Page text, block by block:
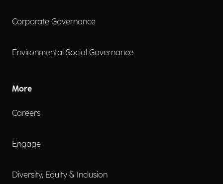
Corporate Governance
Environmental Social Governance
More
Careers
Engage
Diversity, Equity & Inclusion